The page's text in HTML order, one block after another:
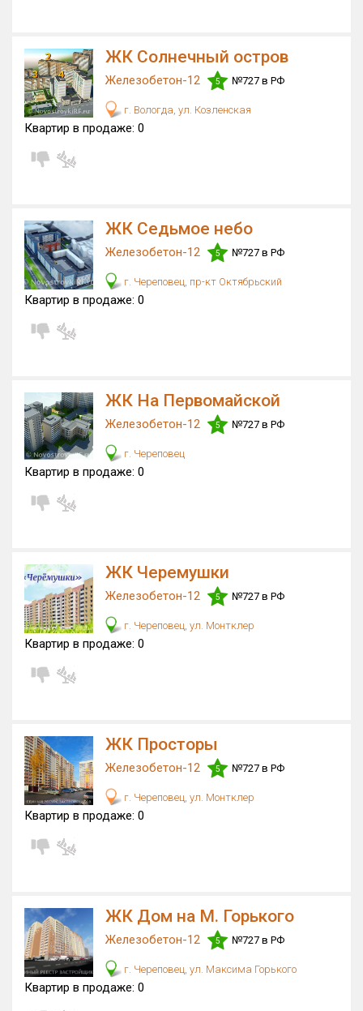
ЖК Солнечный остров
Железобетон-12 5 №727 в РФ
г. Вологда, ул. Козленская
Квартир в продаже: 0
ЖК Седьмое небо
Железобетон-12 5 №727 в РФ
г. Череповец, пр-кт Октябрьский
Квартир в продаже: 0
ЖК На Первомайской
Железобетон-12 5 №727 в РФ
г. Череповец
Квартир в продаже: 0
ЖК Черемушки
Железобетон-12 5 №727 в РФ
г. Череповец, ул. Монтклер
Квартир в продаже: 0
ЖК Просторы
Железобетон-12 5 №727 в РФ
г. Череповец, ул. Монтклер
Квартир в продаже: 0
ЖК Дом на М. Горького
Железобетон-12 5 №727 в РФ
г. Череповец, ул. Максима Горького
Квартир в продаже: 0